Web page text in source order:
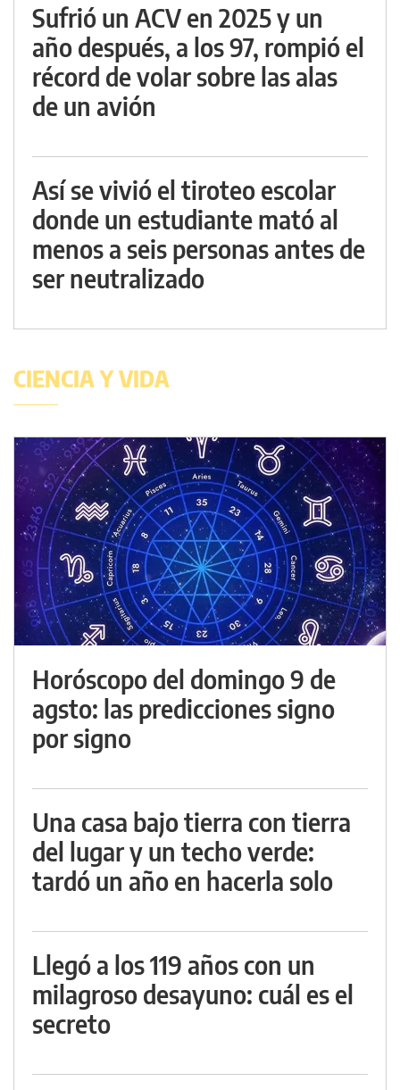
Sufrió un ACV en 2025 y un
año después, a los 97, rompió el
récord de volar sobre las alas
de un avión
Así se vivió el tiroteo escolar
donde un estudiante mató al
menos a seis personas antes de
ser neutralizado
CIENCIA Y VIDA
Horóscopo del domingo 9 de
agsto: las predicciones signo
por signo
Una casa bajo tierra con tierra
del lugar y un techo verde:
tardó un año en hacerla solo
Llegó a los 119 años con un
milagroso desayuno: cuál es el
secreto